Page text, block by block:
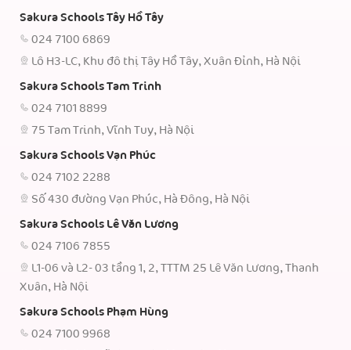
Sakura Schools Tây Hồ Tây
024 7100 6869
Lô H3-LC, Khu đô thị Tây Hồ Tây, Xuân Đỉnh, Hà Nội
Sakura Schools Tam Trinh
024 7101 8899
75 Tam Trinh, Vĩnh Tuy, Hà Nội
Sakura Schools Vạn Phúc
024 7102 2288
Số 430 đường Vạn Phúc, Hà Đông, Hà Nội
Sakura Schools Lê Văn Lương
024 7106 7855
L1-06 và L2- 03 tầng 1, 2, TTTM 25 Lê Văn Lương, Thanh
Xuân, Hà Nội
Sakura Schools Phạm Hùng
024 7100 9968